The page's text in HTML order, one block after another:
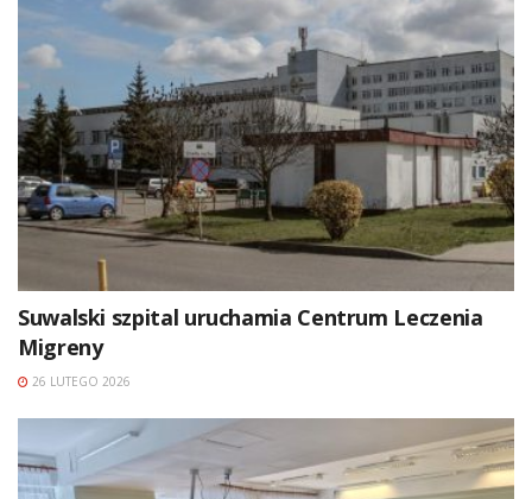
Suwalski szpital uruchamia Centrum Leczenia
Migreny
26 LUTEGO 2026